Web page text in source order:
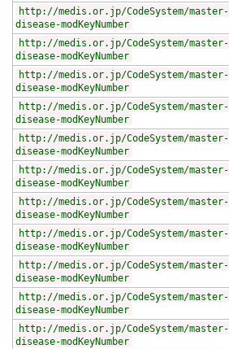
http://medis.or.jp/CodeSystem/master-
disease-modKeyNumber
http://medis.or.jp/CodeSystem/master-
disease-modKeyNumber
http://medis.or.jp/CodeSystem/master-
disease-modKeyNumber
http://medis.or.jp/CodeSystem/master-
disease-modKeyNumber
http://medis.or.jp/CodeSystem/master-
disease-modKeyNumber
http://medis.or.jp/CodeSystem/master-
disease-modKeyNumber
http://medis.or.jp/CodeSystem/master-
disease-modKeyNumber
http://medis.or.jp/CodeSystem/master-
disease-modKeyNumber
http://medis.or.jp/CodeSystem/master-
disease-modKeyNumber
http://medis.or.jp/CodeSystem/master-
disease-modKeyNumber
http://medis.or.jp/CodeSystem/master-
disease-modKeyNumber